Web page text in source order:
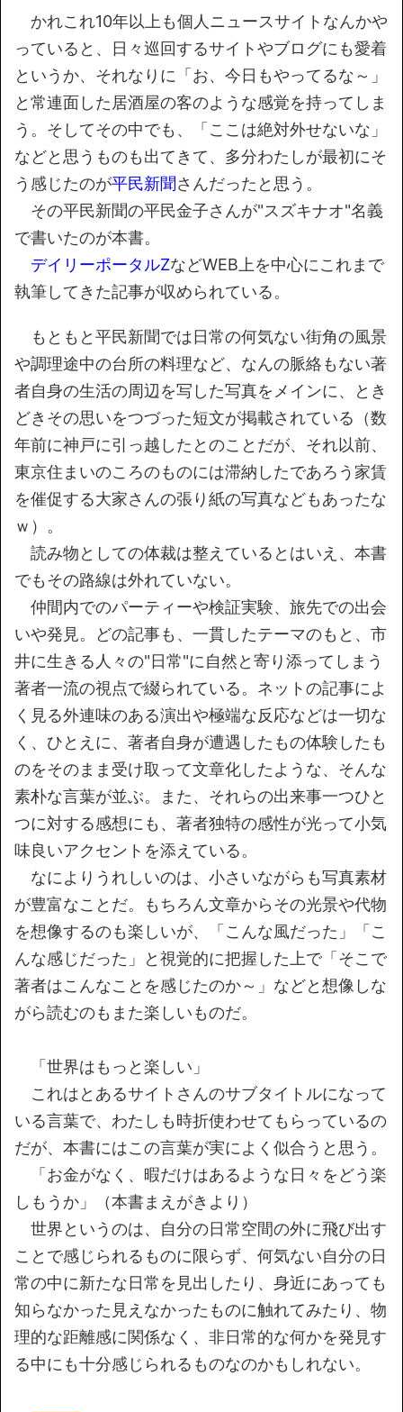
かれこれ10年以上も個人ニュースサイトなんかや
っていると、日々巡回するサイトやブログにも愛着
というか、それなりに「お、今日もやってるな～」
と常連面した居酒屋の客のような感覚を持ってしま
う。そしてその中でも、「ここは絶対外せないな」
などと思うものも出てきて、多分わたしが最初にそ
う感じたのが平民新聞さんだったと思う。
その平民新聞の平民金子さんが"スズキナオ"名義
で書いたのが本書。
デイリーポータルZなどWEB上を中心にこれまで
執筆してきた記事が収められている。
もともと平民新聞では日常の何気ない街角の風景
や調理途中の台所の料理など、なんの脈絡もない著
者自身の生活の周辺を写した写真をメインに、とき
どきその思いをつづった短文が掲載されている（数
年前に神戸に引っ越したとのことだが、それ以前、
東京住まいのころのものには滞納したであろう家賃
を催促する大家さんの張り紙の写真などもあったな
ｗ）。
読み物としての体裁は整えているとはいえ、本書
でもその路線は外れていない。
仲間内でのパーティーや検証実験、旅先での出会
いや発見。どの記事も、一貫したテーマのもと、市
井に生きる人々の"日常"に自然と寄り添ってしまう
著者一流の視点で綴られている。ネットの記事によ
く見る外連味のある演出や極端な反応などは一切な
く、ひとえに、著者自身が遭遇したもの体験したも
のをそのまま受け取って文章化したような、そんな
素朴な言葉が並ぶ。また、それらの出来事一つひと
つに対する感想にも、著者独特の感性が光って小気
味良いアクセントを添えている。
なによりうれしいのは、小さいながらも写真素材
が豊富なことだ。もちろん文章からその光景や代物
を想像するのも楽しいが、「こんな風だった」「こ
んな感じだった」と視覚的に把握した上で「そこで
著者はこんなことを感じたのか～」などと想像しな
がら読むのもまた楽しいものだ。
「世界はもっと楽しい」
これはとあるサイトさんのサブタイトルになって
いる言葉で、わたしも時折使わせてもらっているの
だが、本書にはこの言葉が実によく似合うと思う。
「お金がなく、暇だけはあるような日々をどう楽
しもうか」（本書まえがきより）
世界というのは、自分の日常空間の外に飛び出す
ことで感じられるものに限らず、何気ない自分の日
常の中に新たな日常を見出したり、身近にあっても
知らなかった見えなかったものに触れてみたり、物
理的な距離感に関係なく、非日常的な何かを発見す
る中にも十分感じられるものなのかもしれない。